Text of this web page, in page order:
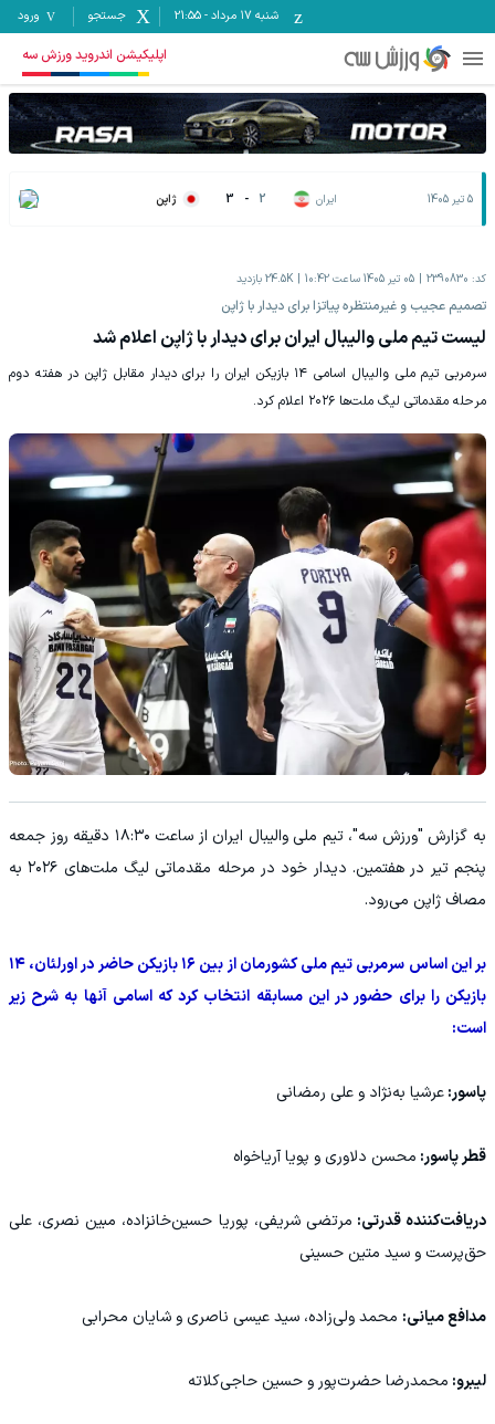
شنبه ۱۷ مرداد -
21:55 جستجو ورود
اپلیکیشن اندروید ورزش سه
5 تیر 1405 ایران 2
-
3 ژاپن
کد: 2390830 05 تیر 1405 ساعت 10:42 24.5K بازدید
تصمیم عجیب و غیرمنتظره پیاتزا برای دیدار با ژاپن
لیست تیم ملی والیبال ایران برای دیدار با ژاپن اعلام شد
سرمربی تیم ملی والیبال اسامی ۱۴ بازیکن ایران را برای دیدار مقابل ژاپن در هفته دوم
مرحله مقدماتی لیگ ملت‌ها ۲۰۲۶ اعلام کرد.
به گزارش "ورزش سه"، تیم ملی والیبال ایران از ساعت ۱۸:۳۰ دقیقه روز جمعه
پنجم تیر در هفتمین. دیدار خود در مرحله مقدماتی لیگ ملت‌های ۲۰۲۶ به
مصاف ژاپن می‌رود.
بر این اساس سرمربی تیم ملی کشورمان از بین ۱۶ بازیکن حاضر در اورلئان، ۱۴
بازیکن را برای حضور در این مسابقه انتخاب کرد که اسامی آنها به شرح زیر
است:
پاسور:عرشیا به‌نژاد و علی رمضانی
قطر پاسور: محسن دلاوری و پویا آریاخواه
دریافت‌کننده قدرتی: مرتضی شریفی، پوریا حسین‌خانزاده، مبین نصری، علی
حق‌پرست و سید متین حسینی
مدافع میانی: محمد ولی‌زاده، سید عیسی ناصری و شایان محرابی
لیبرو: محمدرضا حضرت‌پور و حسین حاجی‌کلاته